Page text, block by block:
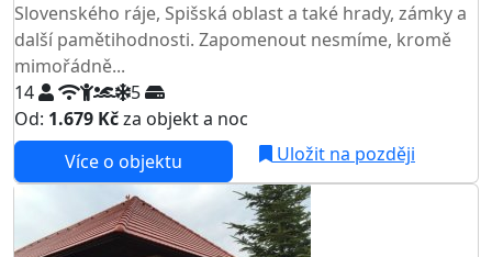
Slovenského ráje, Spišská oblast a také hrady, zámky a
další pamětihodnosti. Zapomenout nesmíme, kromě
mimořádně...
14
5
Od: 1.679 Kčza objekt a noc
Více o objektu
Uložit na později